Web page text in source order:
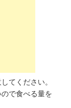
てください。
で食べる量を